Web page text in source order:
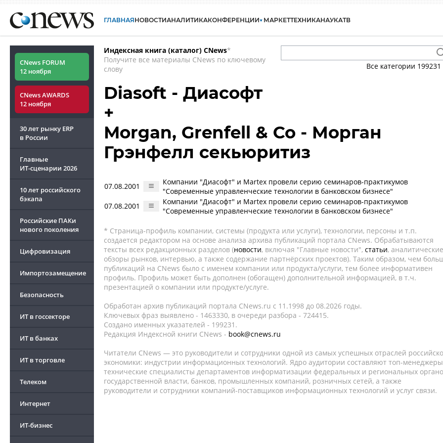
ГЛАВНАЯНОВОСТИАНАЛИТИКАКОНФЕРЕНЦИИ МАРКЕТТЕХНИКАНАУКАТВ
CNews FORUM
12 ноября
CNews AWARDS
12 ноября
30 лет рынку ERP
в России
Главные
ИТ-сценарии 2026
10 лет российского
бэкапа
Российские ПАКи
нового поколения
Цифровизация
Импортозамещение
Безопасность
ИТ в госсекторе
ИТ в банках
ИТ в торговле
Телеком
Интернет
ИТ-бизнес
Индексная книга (каталог) CNews*
Получите все материалы CNews по ключевому
слову
Все категории 199231
Diasoft - Диасофт
+
Morgan, Grenfell & Co - Морган
Грэнфелл секьюритиз
07.08.2001
Компании "Диасофт" и Martex провели серию семинаров-практикумов
"Современные управленческие технологии в банковском бизнесе"
07.08.2001
Компании "Диасофт" и Martex провели серию семинаров-практикумов
"Современные управленческие технологии в банковском бизнесе"
* Страница-профиль компании, системы (продукта или услуги), технологии, персоны и т.п.
создается редактором на основе анализа архива публикаций портала CNews. Обрабатываются
тексты всех редакционных разделов (новости, включая "Главные новости", статьи, аналитические
обзоры рынков, интервью, а также содержание партнёрских проектов). Таким образом, чем
публикаций на CNews было с именем компании или продукта/услуги, тем более информативен
профиль. Профиль может быть дополнен (обогащен) дополнительной информацией, в т.ч.
презентацией о компании или продукте/услуге.
Обработан архив публикаций портала CNews.ru c 11.1998 до 08.2026 годы.
Ключевых фраз выявлено - 1463330, в очереди разбора - 724415.
Создано именных указателей - 199231.
Редакция Индексной книги CNews - book@cnews.ru
Читатели CNews — это руководители и сотрудники одной из самых успешных отраслей
экономики: индустрии информационных технологий. Ядро аудитории составляют топ-
технические специалисты департаментов информатизации федеральных и региональных
государственной власти, банков, промышленных компаний, розничных сетей, а также
руководители и сотрудники компаний-поставщиков информационных технологий и услуг связи.